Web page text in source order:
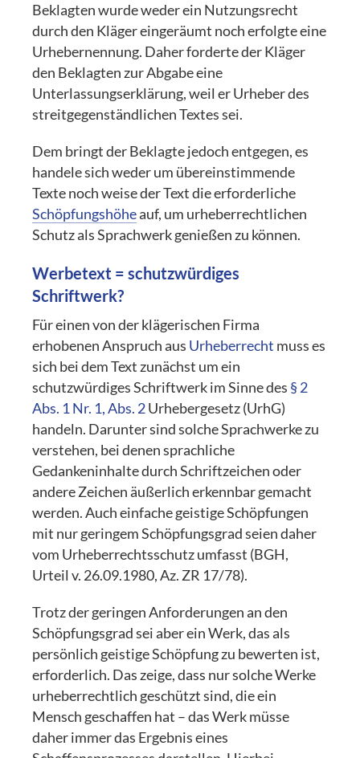
Beklagten wurde weder ein Nutzungsrecht
durch den Kläger eingeräumt noch erfolgte eine
Urhebernennung. Daher forderte der Kläger
den Beklagten zur Abgabe eine
Unterlassungserklärung, weil er Urheber des
streitgegenständlichen Textes sei.
Dem bringt der Beklagte jedoch entgegen, es
handele sich weder um übereinstimmende
Texte noch weise der Text die erforderliche
Schöpfungshöheauf, um urheberrechtlichen
Schutz als Sprachwerk genießen zu können.
Werbetext = schutzwürdiges
Schriftwerk?
Für einen von der klägerischen Firma
erhobenen Anspruch aus Urheberrecht muss es
sich bei dem Text zunächst um ein
schutzwürdiges Schriftwerk im Sinne des § 2
Abs. 1 Nr. 1, Abs. 2Urhebergesetz (UrhG)
handeln. Darunter sind solche Sprachwerke zu
verstehen, bei denen sprachliche
Gedankeninhalte durch Schriftzeichen oder
andere Zeichen äußerlich erkennbar gemacht
werden. Auch einfache geistige Schöpfungen
mit nur geringem Schöpfungsgrad seien daher
vom Urheberrechtsschutz umfasst (BGH,
Urteil v. 26.09.1980, Az. ZR 17/78).
Trotz der geringen Anforderungen an den
Schöpfungsgrad sei aber ein Werk, das als
persönlich geistige Schöpfung zu bewerten ist,
erforderlich. Das zeige, dass nur solche Werke
urheberrechtlich geschützt sind, die ein
Mensch geschaffen hat – das Werk müsse
daher immer das Ergebnis eines